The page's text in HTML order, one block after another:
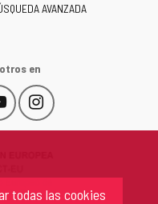
todas las cookies
AVANZADA
en
YouTube
una
Instagram
Este
enlace
una